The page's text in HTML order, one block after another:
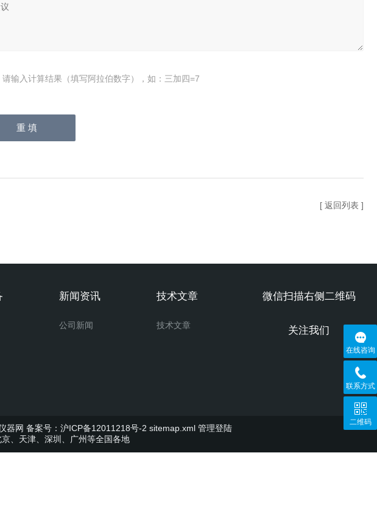
请输入计算结果（填写阿拉伯数字），如：三加四=7
[ 返回列表 ]
微信扫描右侧二维码
关注我们
新闻资讯
公司新闻
技术文章
技术文章
器网 备案号：沪ICP备12011218号-2 sitemap.xml 管理登陆
、天津、深圳、广州等全国各地
在线咨询
联系方式
二维码